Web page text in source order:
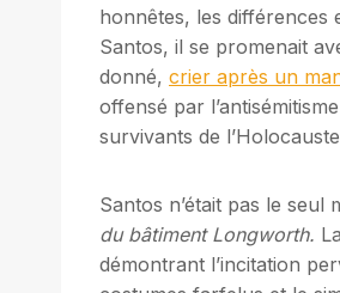
honnêtes, les différences
Santos, il se promenait
donné, crier après un
offensé par
survivants de
Santos n’était pas le seul
du bâtiment Longworth.
démontrant l’incitation